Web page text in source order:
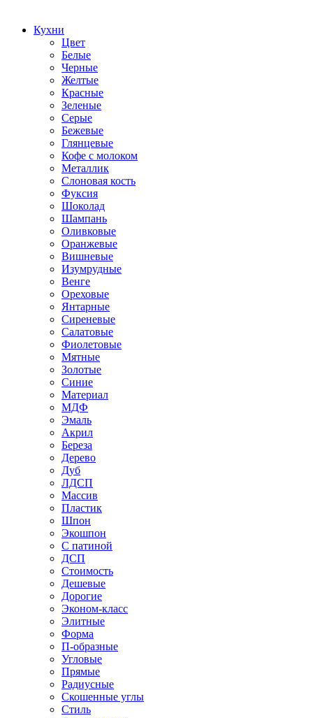
Кухни
Цвет
Белые
Черные
Желтые
Красные
Зеленые
Серые
Бежевые
Глянцевые
Кофе с молоком
Металлик
Слоновая кость
Фуксия
Шоколад
Шампань
Оливковые
Оранжевые
Вишневые
Изумрудные
Венге
Ореховые
Янтарные
Сиреневые
Салатовые
Фиолетовые
Мятные
Золотые
Синие
Материал
МДФ
Эмаль
Акрил
Береза
Дерево
Дуб
ЛДСП
Массив
Пластик
Шпон
Экошпон
С патиной
ДСП
Стоимость
Дешевые
Дорогие
Эконом-класс
Элитные
Форма
П-образные
Угловые
Прямые
Радиусные
Скошенные углы
Стиль